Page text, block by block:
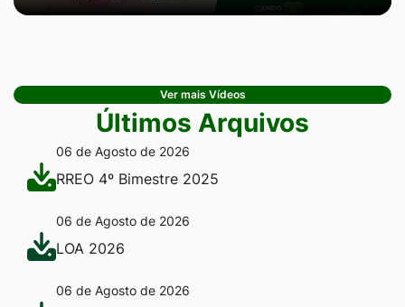
Ver mais Vídeos
Últimos Arquivos
06 de Agosto de 2026
RREO 4º Bimestre 2025
06 de Agosto de 2026
LOA 2026
06 de Agosto de 2026